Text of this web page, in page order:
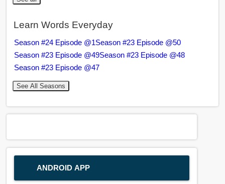
Learn Words Everyday
Season #24 Episode @1Season #23 Episode @50
Season #23 Episode @49Season #23 Episode @48
Season #23 Episode @47
See All Seasons
ANDROID APP